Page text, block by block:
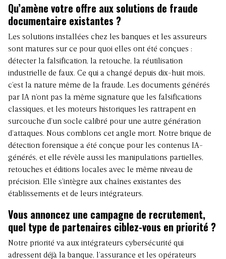
Qu’amène votre offre aux solutions de fraude
documentaire existantes ?
Les solutions installées chez les banques et les assureurs
sont matures sur ce pour quoi elles ont été conçues :
détecter la falsification, la retouche, la réutilisation
industrielle de faux. Ce qui a changé depuis dix-huit mois,
c’est la nature même de la fraude. Les documents générés
par IA n’ont pas la même signature que les falsifications
classiques, et les moteurs historiques les rattrapent en
surcouche d’un socle calibré pour une autre génération
d’attaques. Nous comblons cet angle mort. Notre brique de
détection forensique a été conçue pour les contenus IA-
générés, et elle révèle aussi les manipulations partielles,
retouches et éditions locales avec le même niveau de
précision. Elle s’intègre aux chaînes existantes des
établissements et de leurs intégrateurs.
Vous annoncez une campagne de recrutement,
quel type de partenaires ciblez-vous en priorité ?
Notre priorité va aux intégrateurs cybersécurité qui
adressent déjà la banque, l’assurance et les opérateurs